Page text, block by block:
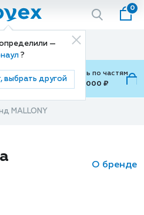
—
?
выбрать другой
0
Способ доставки
Доставка
Можно оплатить по частям
от 700 ₽ до 15,000 ₽
MALLONY
О бренде